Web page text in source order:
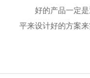
好的产品一定
平来设计好的方案来